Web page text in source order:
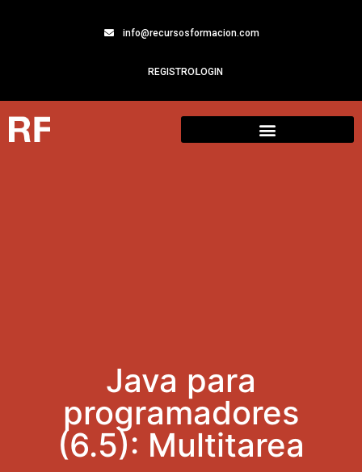
info@recursosformacion.com
REGISTROLOGIN
Java para
programadores
(6.5): Multitarea